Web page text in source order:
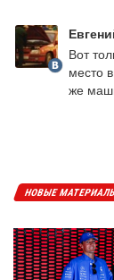
Вот
место
же
НОВЫЕ